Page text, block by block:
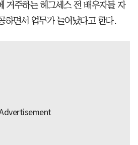
거주하는 헤그세스 전 배우자들 자
하면서 업무가 늘어났다고 한다.